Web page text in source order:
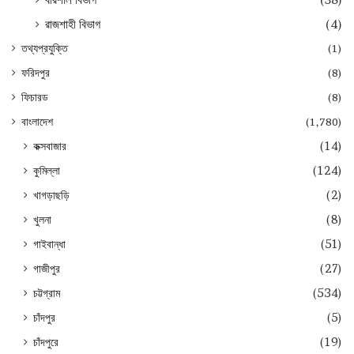
রাজশাহী বিভাগ
(4)
তথ্যপ্রযুক্তি
(1)
ফরিদপুর
(8)
ফিচারড
(8)
বাংলাদেশ
(1,780)
কক্সবাজার
(14)
কুমিল্লা
(124)
খাগড়াছড়ি
(2)
খুলনা
(8)
গাইবান্ধা
(51)
গাজীপুর
(27)
চট্টগ্রাম
(534)
চাঁদপুর
(5)
চাঁদপুরে
(19)